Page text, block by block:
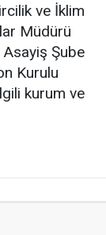
ve İklim
Müdürü
Asayiş Şube
Kurulu
kurum ve